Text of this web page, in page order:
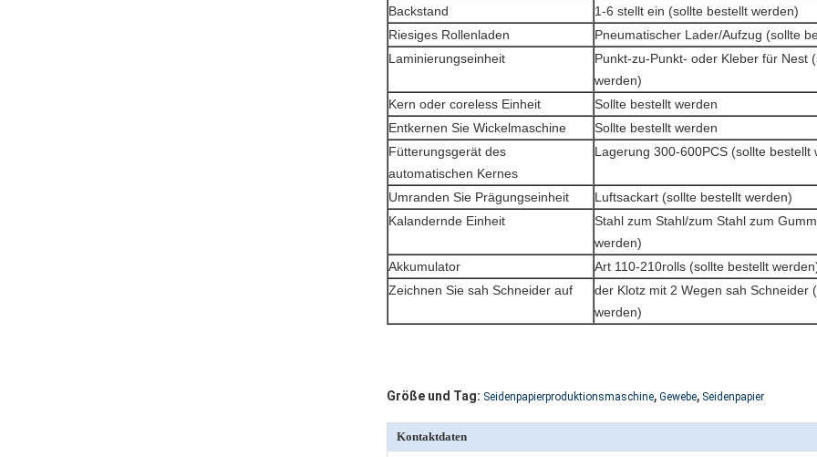
Backstand
1-6 stellt ein (sollte bestellt werden)
Riesiges Rollenladen
Pneumatischer Lader/Aufzug (sollte
Laminierungseinheit
Punkt-zu-Punkt- oder Kleber für Nest
werden)
Kern oder coreless Einheit
Sollte bestellt werden
Entkernen Sie Wickelmaschine
Sollte bestellt werden
Fütterungsgerät des
automatischen Kernes
Lagerung 300-600PCS (sollte bestellt
Umranden Sie Prägungseinheit
Luftsackart (sollte bestellt werden)
Kalandernde Einheit
Stahl zum Stahl/zum Stahl zum
werden)
Akkumulator
Art 110-210rolls (sollte bestellt
Zeichnen Sie sah Schneider auf
der Klotz mit 2 Wegen sah Schneider
werden)
Größe und Tag: Seidenpapierproduktionsmaschine, Gewebe, Seidenpapier
Kontaktdaten